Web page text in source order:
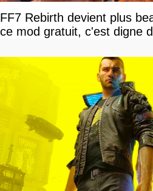
FF7 Rebirth devient plus
ce mod gratuit, c'est digne